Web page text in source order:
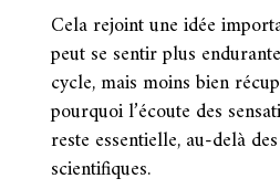
Cela rejoint une idée
peut se sentir plus
cycle, mais moins bien
pourquoi l’écoute des
reste essentielle, au-delà
scientifiques.